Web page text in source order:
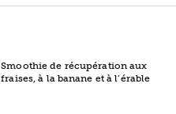
Smoothie de récupération aux
fraises, à la banane et à l’érable